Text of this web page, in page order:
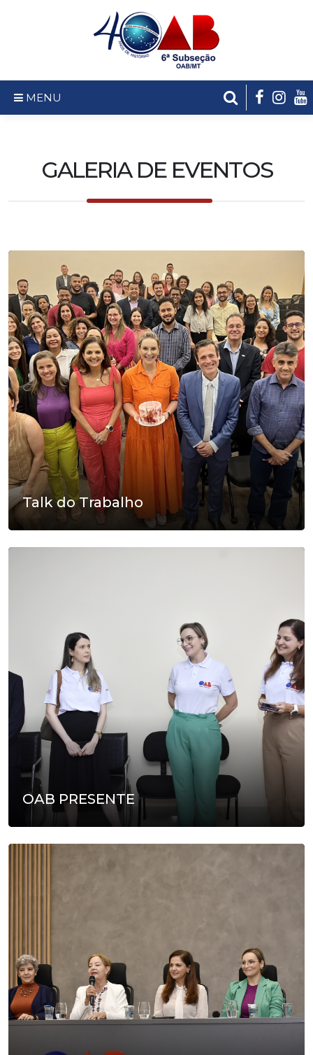
MENU
GALERIA DE EVENTOS
Talk do Trabalho
OAB PRESENTE